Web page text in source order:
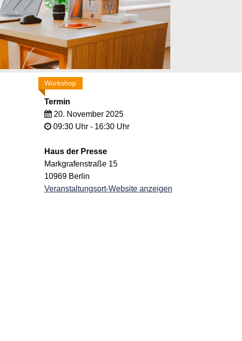
Workshop
Termin
20. November 2025
09:30 Uhr - 16:30 Uhr
Haus der Presse
Markgrafenstraße 15
10969 Berlin
Veranstaltungsort-Website anzeigen